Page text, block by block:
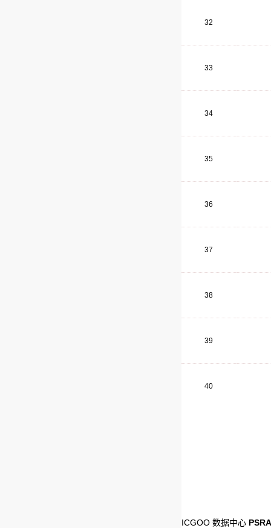
32
33
34
35
36
37
38
39
40
ICGOO 数据中心